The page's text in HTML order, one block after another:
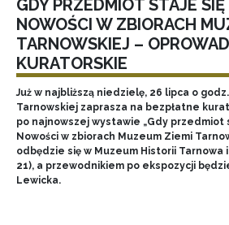
GDY PRZEDMIOT STAJE
NOWOŚCI W ZBIORACH
TARNOWSKIEJ –
KURATORSKIE
Już w najbliższą niedzielę, 26 lipca o
Tarnowskiej zaprasza na bezpłatne
po najnowszej wystawie „Gdy przedmiot
Nowości w zbiorach Muzeum Ziemi
odbędzie się w Muzeum Historii Tarnowa
21), a przewodnikiem po ekspozycji
Lewicka.